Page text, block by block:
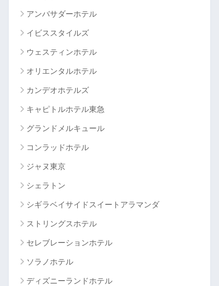
アンバサダーホテル
イビススタイルズ
ウェスティンホテル
オリエンタルホテル
カンデオホテルズ
キャピトルホテル東急
グランドメルキュール
コンラッドホテル
ジャヌ東京
シェラトン
シギラベイサイドスイートアラマンダ
ストリングスホテル
セレブレーションホテル
ソラノホテル
ディズニーランドホテル